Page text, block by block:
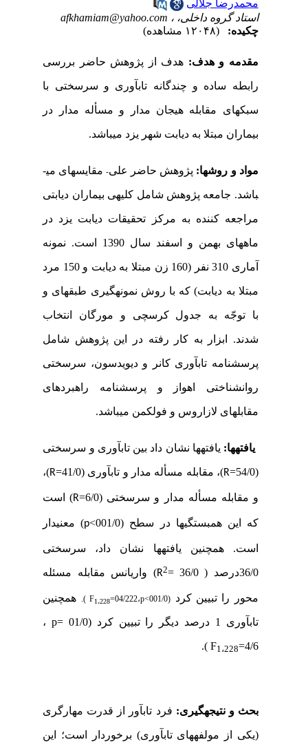
محمدرضا جلالی
استاد گروه داخلی، ، afkhamiam@yahoo.com
چکیده:
مقدمه و هدف:هدف از پژوهش حاضر بررسی
رابطه ساده و چندگانه تاب­آوری و سرسختی با
سبک­های مقابله هیجان مدار و مسأله مدار در
بیماران مبتلا به دیابت شهر یزد می­باشد.
مواد و روش­ها:پژوهش حاضر علی-مقایسه­ای می­
باشد. جامعه پژوهش شامل کلیه­ی بیماران دیابتی
مراجعه کننده به مرکز تحقیقات دیابت یزد در
ماه­های بهمن و اسفند سال 1390 است. نمونه
آماری 310 نفر (160 زن مبتلا به دیابت و 150 مرد
مبتلا به دیابت) که با روش نمونه­گیری طبقه­ای و
با توجّه به جدول کرسچی و مورگان انتخاب
شدند. ابزار به کار رفته در این پژوهش شامل
پرسشنامه تاب­آوری کانر و دیویدسون، سرسختی
روانشناختی اهواز و پرسشنامه راهبردهای
مقابله­ای لازاروس و فولکمن می­باشد.
یافته­­ها:یافته­ها نشان دادبین تاب­آوری و سرسختی
=
R)، مقابله مسأله مدار و تاب­آوری (41/0 =
R)،
و مقابله مسأله مدار و سرسختی (6/0 =
R) است
که این همبستگی­ها در سطح (001/0> p) معنی­دار
است. همچنین یافته­ها نشان داد، سرسختی
36/0درصد ( 36/0 =
2
R) واریانس مقابله مسئله
محور را تبیین کرد(001/0
>
p،04/222 =1،228F
). همچنین
تاب­آوری 1 درصد دیگر را تبیین کرد (01/0 p=،
4/6
=1،228 F
).
بحث و نتیجه­گیری: فرد تاب­آور از قدرت مهارگری
(یکی از مولفه­های تاب­آوری) برخوردار است؛ این